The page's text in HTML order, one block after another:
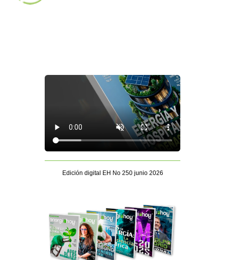
Edición digital EH No 250 junio 2026